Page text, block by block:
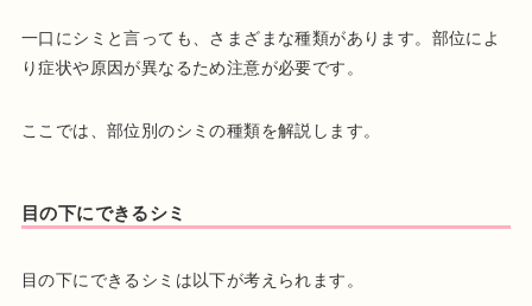
一口にシミと言っても、さまざまな種類があります。部位によ
り症状や原因が異なるため注意が必要です。
ここでは、部位別のシミの種類を解説します。
目の下にできるシミ
目の下にできるシミは以下が考えられます。